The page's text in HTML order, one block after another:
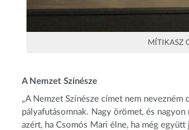
MÍTIKASZ
A Nemzet Színésze
„A Nemzet Színésze címet nem
pályafutásomnak. Nagy örömet, és
azért, ha Csomós Mari élne, ha még együtt